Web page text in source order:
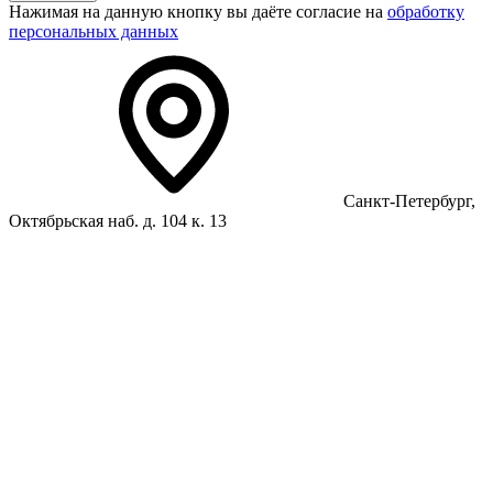
Нажимая на данную кнопку вы даёте согласие на обработку
персональных данных
Санкт-Петербург,
Октябрьская наб. д. 104 к. 13